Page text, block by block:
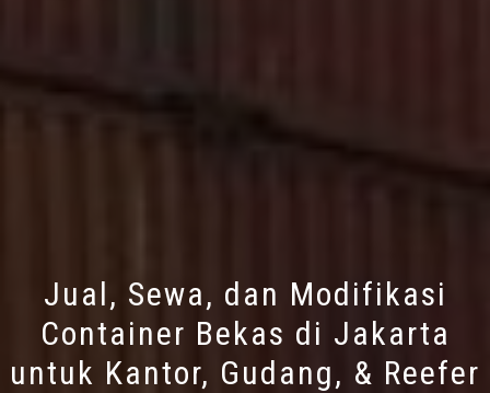
Jual, Sewa, dan Modifikasi
Container Bekas di Jakarta
untuk Kantor, Gudang, & Reefer